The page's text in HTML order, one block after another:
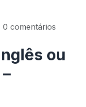
0 comentários
ou